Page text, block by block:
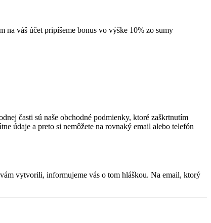
na váš účet pripíšeme bonus vo výške 10% zo sumy
časti sú naše obchodné podmienky, ktoré zaškrtnutím
údaje a preto si nemôžete na rovnaký email alebo telefón
vytvorili, informujeme vás o tom hláškou. Na email, ktorý